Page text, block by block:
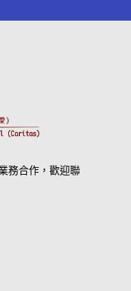
務合作，歡迎聯